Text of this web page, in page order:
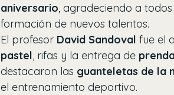
aniversario, agradeciendo a
formación de nuevos talentos.
El profesor David Sandoval fue el
pastel, rifas y la entrega de
destacaron las guanteletas de la
el entrenamiento deportivo.